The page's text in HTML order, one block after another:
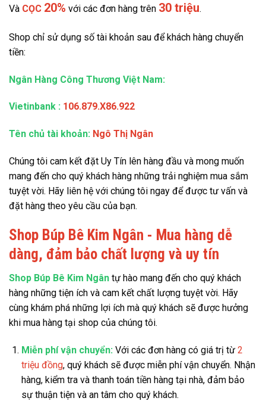
Và CỌC 20% với các đơn hàng trên 30 triệu.
Shop chỉ sử dụng số tài khoản sau để khách hàng chuyển
tiền:
Ngân Hàng Công Thương Việt Nam:
Vietinbank : 106.879.X86.922
Tên chủ tài khoản: Ngô Thị Ngân
Chúng tôi cam kết đặt Uy Tín lên hàng đầu và mong muốn
mang đến cho quý khách hàng những trải nghiệm mua sắm
tuyệt vời. Hãy liên hệ với chúng tôi ngay để được tư vấn và
đặt hàng theo yêu cầu của bạn.
Shop Búp Bê Kim Ngân - Mua hàng dễ
dàng, đảm bảo chất lượng và uy tín
Shop Búp Bê Kim Ngân tự hào mang đến cho quý khách
hàng những tiện ích và cam kết chất lượng tuyệt vời. Hãy
cùng khám phá những lợi ích mà quý khách sẽ được hưởng
khi mua hàng tại shop của chúng tôi.
Miễn phí vận chuyển: Với các đơn hàng có giá trị từ 2
triệu đồng, quý khách sẽ được miễn phí vận chuyển. Nhận
hàng, kiểm tra và thanh toán tiền hàng tại nhà, đảm bảo
sự thuận tiện và an tâm cho quý khách.